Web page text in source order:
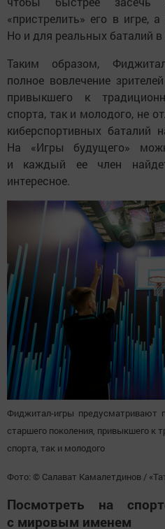
«пристрелить» его в игре,
Но и для реальных баталий в
Таким образом,
полное вовлечение
привыкшего к
спорта, так и молодого, не
киберспортивных баталий
На «Игры будущего»
и каждый ее член
интересное.
Фиджитал-игры предусматривают
старшего поколения, привыкшего
спорта, так и молодого
Фото: © Салават Камалетдинов /
Посмотреть на
с мировым именем